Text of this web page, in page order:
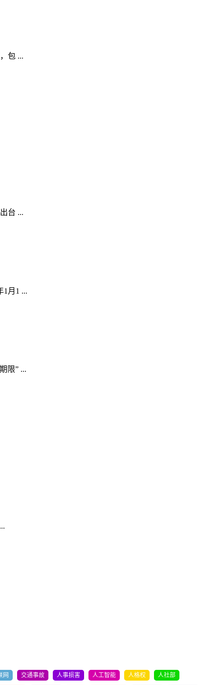
包 ...
台 ...
1月1 ...
限” ...
网 交通事故 人事损害 人工智能 人格权 人社部